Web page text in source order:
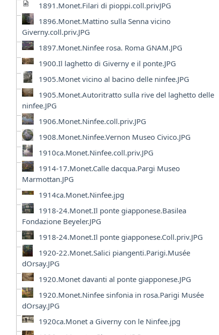
1891.Monet.Filari di pioppi.coll.privJPG
1896.Monet.Mattino sulla Senna vicino
Giverny.coll.priv.JPG
1897.Monet.Ninfee rosa. Roma GNAM.JPG
1900.Il laghetto di Giverny e il ponte.JPG
1905.Monet vicino al bacino delle ninfee.JPG
1905.Monet.Autoritratto sulla rive del laghetto delle
ninfee.JPG
1906.Monet.Ninfee.coll.priv.JPG
1908.Monet.Ninfee.Vernon Museo Civico.JPG
1910ca.Monet.Ninfee.coll.priv.JPG
1914-17.Monet.Calle dacqua.Pargi Museo
Marmottan.JPG
1914ca.Monet.Ninfee.jpg
1918-24.Monet.Il ponte giapponese.Basilea
Fondazione Beyeler.JPG
1918-24.Monet.Il ponte giapponese.Coll.priv.JPG
1920-22.Monet.Salici piangenti.Parigi.Musée
dOrsay.JPG
1920.Monet davanti al ponte giapponese.JPG
1920.Monet.Ninfee sinfonia in rosa.Parigi Musée
dOrsay.JPG
1920ca.Monet a Giverny con le Ninfee.jpg